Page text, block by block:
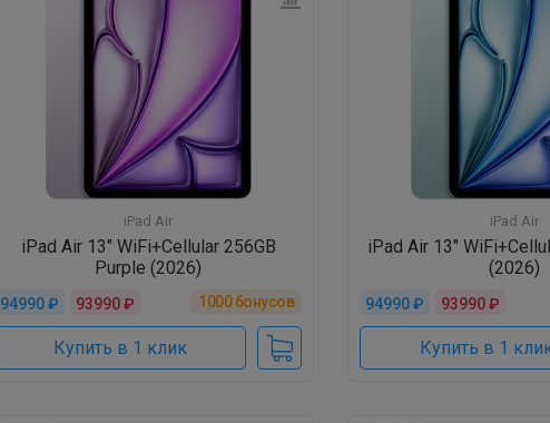
iPad Air
iPad Air 13" WiFi+Cellular 256GB
Purple (2026)
94990 ₽ 93990 ₽ 1000бонусов
Купить в 1 клик
iPad Air
iPad Air 13"
(2026)
94990 ₽ 93990 ₽
Купить в 1